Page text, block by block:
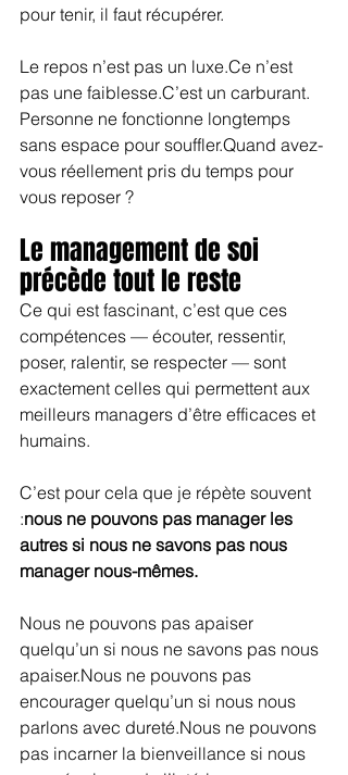
pour tenir, il faut récupérer.
Le repos n’est pas un luxe.Ce n’est
pas une faiblesse.C’est un carburant.
Personne ne fonctionne longtemps
sans espace pour souffler.Quand avez-
vous réellement pris du temps pour
vous reposer ?
Le management de soi
précède tout le reste
Ce qui est fascinant, c’est que ces
compétences — écouter, ressentir,
poser, ralentir, se respecter — sont
exactement celles qui permettent aux
meilleurs managers d’être efficaces et
humains.
C’est pour cela que je répète souvent
:nous ne pouvons pas manager les
autres si nous ne savons pas nous
manager nous-mêmes.
Nous ne pouvons pas apaiser
quelqu’un si nous ne savons pas nous
apaiser.Nous ne pouvons pas
encourager quelqu’un si nous nous
parlons avec dureté.Nous ne pouvons
pas incarner la bienveillance si nous